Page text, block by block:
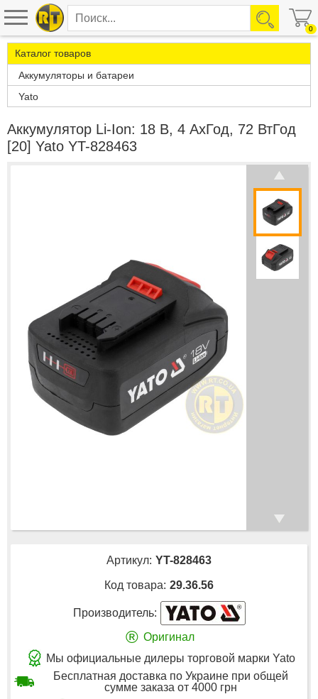
0
Каталог товаров
Аккумуляторы и батареи
Yato
Аккумулятор Li-Ion: 18 В, 4 АxГод, 72 ВтГод
[20] Yato YT-828463
Артикул: YT-828463
Код товара: 29.36.56
Производитель:
® Оригинал
Мы официальные дилеры торговой марки Yato
Бесплатная доставка по Украине при общей
сумме заказа от 4000 грн